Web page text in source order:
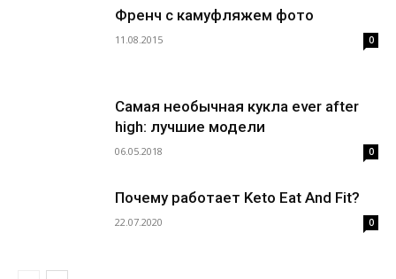
Френч с камуфляжем фото
11.08.2015 0
Самая необычная кукла ever after
high: лучшие модели
06.05.2018 0
Почему работает Keto Eat And Fit?
22.07.2020 0